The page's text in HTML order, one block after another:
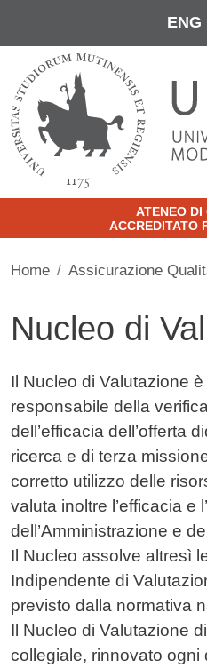
ENG
ATENEO
ACCREDITATO
Home Assicurazione
Nucleo di
Contenuto
Il Nucleo di Valutazione
responsabile della
dell’efficacia dell’offerta
ricerca e di terza
corretto utilizzo delle
valuta inoltre l’efficacia e
dell’Amministrazione e
Il Nucleo assolve altresì
Indipendente di
previsto dalla normativa
Il Nucleo di Valutazione
collegiale, rinnovato ogni